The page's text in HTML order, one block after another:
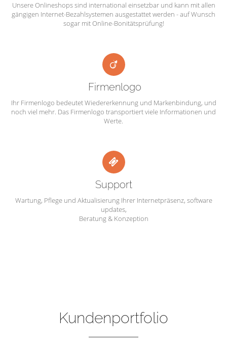
Unsere Onlineshops sind international einsetzbar und kann mit allen
gängigen Internet-Bezahlsystemen ausgestattet werden - auf Wunsch
sogar mit Online-Bonitätsprüfung!
Firmenlogo
Ihr Firmenlogo bedeutet Wiedererkennung und Markenbindung, und
noch viel mehr. Das Firmenlogo transportiert viele Informationen und
Werte.
Support
Wartung, Pflege und Aktualisierung Ihrer Internetpräsenz, software
updates,
Beratung & Konzeption
Kundenportfolio